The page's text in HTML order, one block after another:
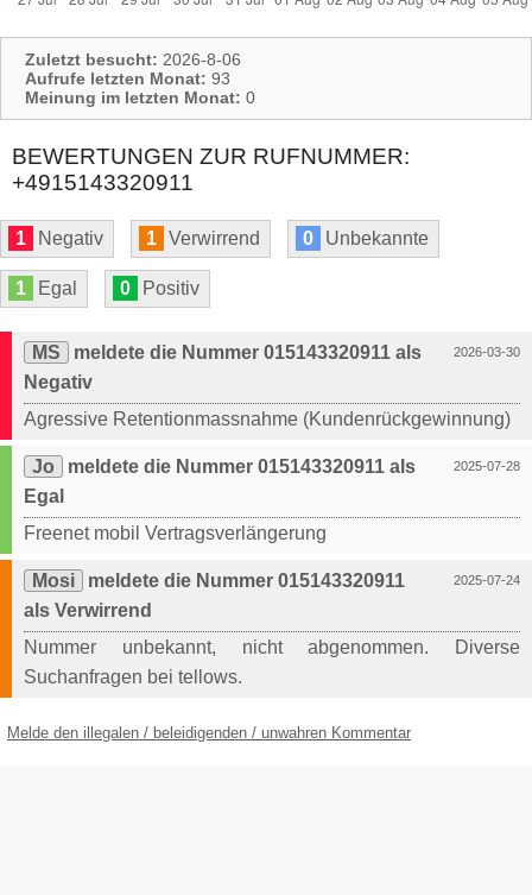
Zuletzt besucht: 2026-8-06
Aufrufe letzten Monat: 93
Meinung im letzten Monat: 0
BEWERTUNGEN ZUR RUFNUMMER:
+4915143320911
1 Negativ 1 Verwirrend 0 Unbekannte
1 Egal 0 Positiv
2026-03-30
MS
meldete die Nummer 015143320911 als
Negativ
Agressive Retentionmassnahme (Kundenrückgewinnung)
2025-07-28
Jo
meldete die Nummer 015143320911 als
Egal
Freenet mobil Vertragsverlängerung
2025-07-24
Mosi
meldete die Nummer 015143320911
als Verwirrend
Nummer unbekannt, nicht abgenommen. Diverse
Suchanfragen bei tellows.
Melde den illegalen / beleidigenden / unwahren Kommentar